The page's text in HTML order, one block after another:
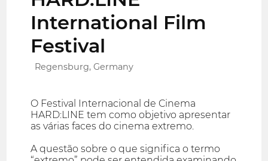
International Film
Festival
Regensburg, Germany
O Festival Internacional de Cinema
HARD:LINE tem como objetivo apresentar
as várias faces do cinema extremo.
A questão sobre o que significa o termo